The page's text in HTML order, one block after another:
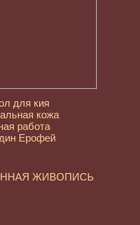
для кия
кожа
работа
Ерофей
ЖИВОПИСЬ